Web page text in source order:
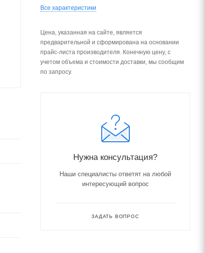
Все характеристики
Цена, указанная на сайте, является
предварительной и сформирована на основании
прайс-листа производителя. Конечную цену, с
учетом объема и стоимости доставки, мы сообщим
по запросу.
Нужна консультация?
Наши специалисты ответят на любой
интересующий вопрос
ЗАДАТЬ ВОПРОС